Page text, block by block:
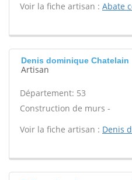
Voir la fiche artisan : Abate
Denis dominique Chatelain
Artisan
Département: 53
Construction de murs -
Voir la fiche artisan : Denis